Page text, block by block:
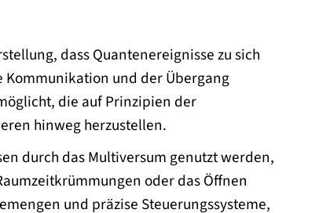
dass Quantenereignisse zu sich
und der Übergang
die auf Prinzipien der
hinweg herzustellen.
durch das Multiversum genutzt werden,
oder das Öffnen
und präzise Steuerungssysteme,